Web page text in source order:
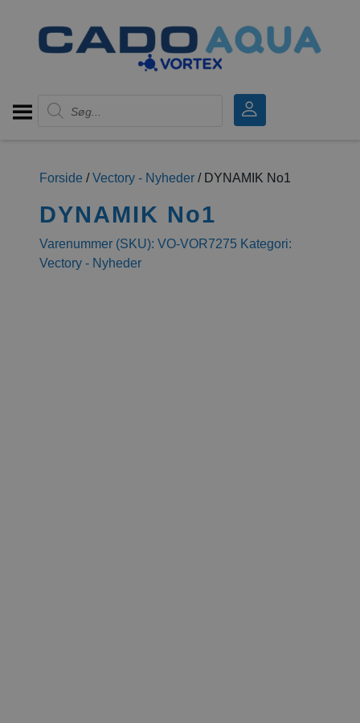
Products search
Forside /Vectory - Nyheder / DYNAMIK No1
DYNAMIK No1
Varenummer (SKU): VO-VOR7275 Kategori:
Vectory - Nyheder